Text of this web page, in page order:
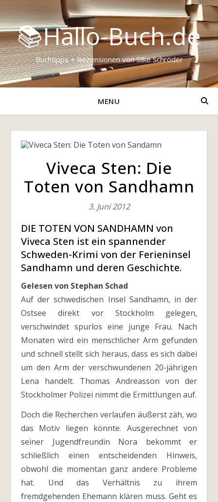
📚Hallo-Buch.de
Buchtipps + Rezensionen von Silke Schröder
MENU
Viveca Sten: Die
Toten von Sandhamn
3. Juni 2012
DIE TOTEN VON SANDHAMN von
Viveca Sten ist ein spannender
Schweden-Krimi von der Ferieninsel
Sandhamn und deren Geschichte.
Gelesen von Stephan Schad
Auf der schwedischen Insel Sandhamn, in der
Ostsee direkt vor Stockholm gelegen,
verschwindet spurlos eine junge Frau. Nach
Monaten wird ein menschlicher Arm gefunden
und schnell stellt sich heraus, dass es sich dabei
um den Arm der verschwundenen 20-jährigen
Lena handelt. Thomas Andreasson von der
Stockholmer Polizei nimmt die Ermittlungen auf.
Doch die Recherchen verlaufen äußerst zäh, wo
das Motiv liegen könnte. Ausgerechnet von
seiner Jugendfreundin Nora bekommt er
schließlich einen entscheidenden Hinweis,
obwohl die momentan ganz andere Probleme
hat. Und das Verhältnis zu ihrem
fremdgehenden Ehemann klären muss. Geht es